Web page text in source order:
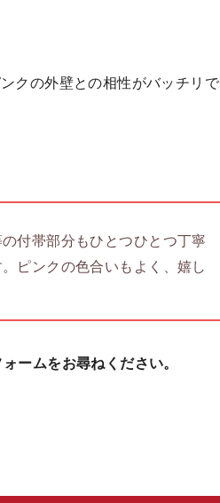
クの外壁との相性がバッチリで
付帯部分もひとつひとつ丁寧
ピンクの色合いもよく、嬉し
ームをお尋ねください。